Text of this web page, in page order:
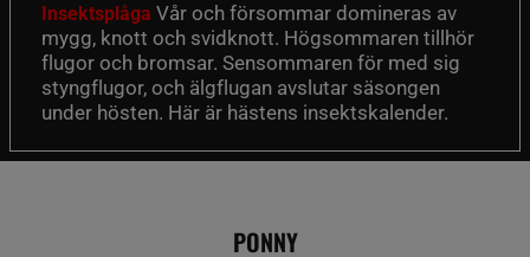
Insektsplåga Vår och försommar domineras av
mygg, knott och svidknott. Högsommaren tillhör
flugor och bromsar. Sensommaren för med sig
styngflugor, och älgflugan avslutar säsongen
under hösten. Här är hästens insektskalender.
PONNY